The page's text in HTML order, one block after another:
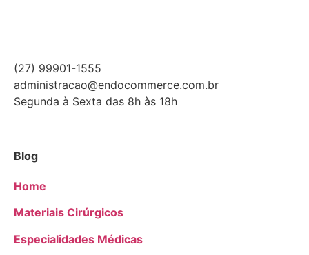
(27) 99901-1555
administracao@endocommerce.com.br
Segunda à Sexta das 8h às 18h
Blog
Home
Materiais Cirúrgicos
Especialidades Médicas